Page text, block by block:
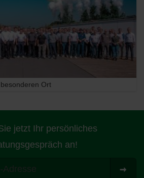
Ort
jetzt Ihr persönliches
an!